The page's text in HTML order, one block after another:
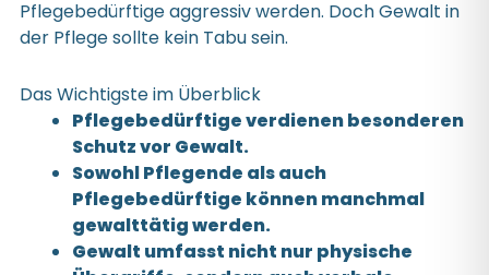
Pflegebedürftige aggressiv werden. Doch Gewalt in
der Pflege sollte kein Tabu sein.
Das Wichtigste im Überblick
Pflegebedürftige verdienen besonderen
Schutz vor Gewalt.
Sowohl Pflegende als auch
Pflegebedürftige können manchmal
gewalttätig werden.
Gewalt umfasst nicht nur physische